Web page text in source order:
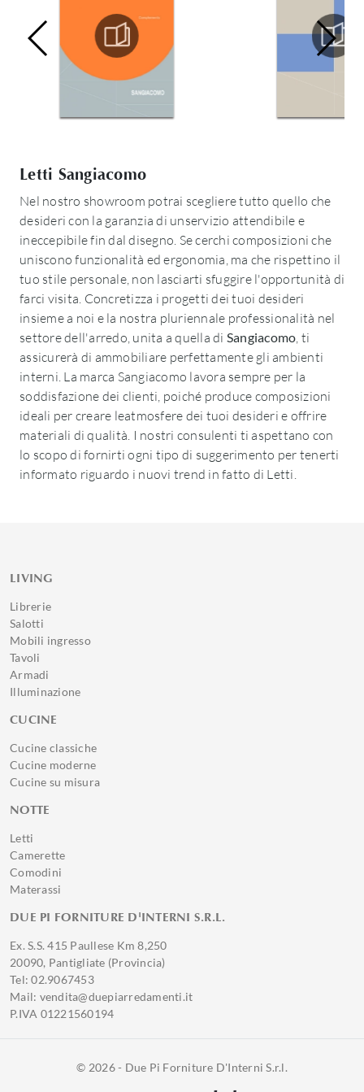
Letti Sangiacomo
Nel nostro showroom potrai scegliere tutto quello che
desideri con la garanzia di unservizio attendibile e
ineccepibile fin dal disegno. Se cerchi composizioni che
uniscono funzionalità ed ergonomia, ma che rispettino il
tuo stile personale, non lasciarti sfuggire l'opportunità di
farci visita. Concretizza i progetti dei tuoi desideri
insieme a noi e la nostra pluriennale professionalità nel
settore dell'arredo, unita a quella di Sangiacomo, ti
assicurerà di ammobiliare perfettamente gli ambienti
interni. La marca Sangiacomo lavora sempre per la
soddisfazione dei clienti, poiché produce composizioni
ideali per creare leatmosfere dei tuoi desideri e offrire
materiali di qualità. I nostri consulenti ti aspettano con
lo scopo di fornirti ogni tipo di suggerimento per tenerti
informato riguardo i nuovi trend in fatto di Letti.
LIVING
Librerie
Salotti
Mobili ingresso
Tavoli
Armadi
Illuminazione
CUCINE
Cucine classiche
Cucine moderne
Cucine su misura
NOTTE
Letti
Camerette
Comodini
Materassi
DUE PI FORNITURE D'INTERNI S.R.L.
Ex. S.S. 415 Paullese Km 8,250
20090, Pantigliate (Provincia)
Tel: 02.9067453
Mail: vendita@duepiarredamenti.it
P.IVA 01221560194
© 2026 - Due Pi Forniture D'Interni S.r.l.